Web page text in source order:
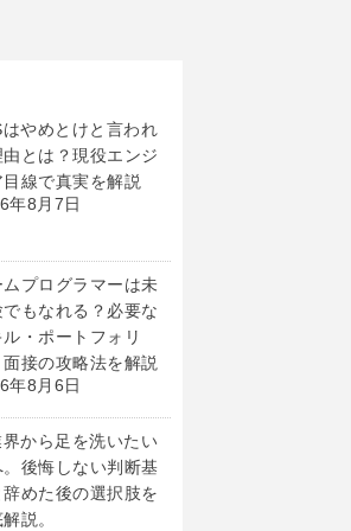
はやめとけと言われ
由とは？現役エンジ
目線で真実を解説
年8月7日
ムプログラマーは未
でもなれる？必要な
ル・ポートフォリ
面接の攻略法を解説
年8月6日
界から足を洗いたい
。後悔しない判断基
辞めた後の選択肢を
説。